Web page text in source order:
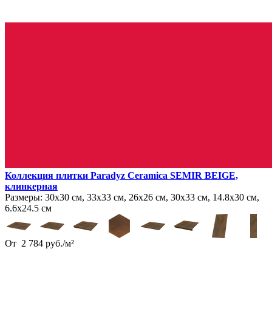
Коллекция плитки Paradyz Ceramica SEMIR BEIGE,
клинкерная
Размеры: 30х30 см, 33х33 см, 26х26 см, 30х33 см, 14.8х30 см,
6.6х24.5 см
От 2 784 руб./м²